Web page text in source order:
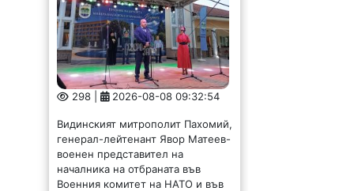
298 | 2026-08-08 09:32:54
Видинският митрополит Пахомий,
генерал-лейтенант Явор Матеев-
военен представител на
началника на отбраната във
Военния комитет на НАТО и във
Военния комитет на Европейския
съюз и областният управител
Иван Каменов бяха сред...